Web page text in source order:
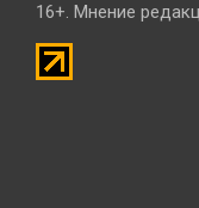
16+. Мнение